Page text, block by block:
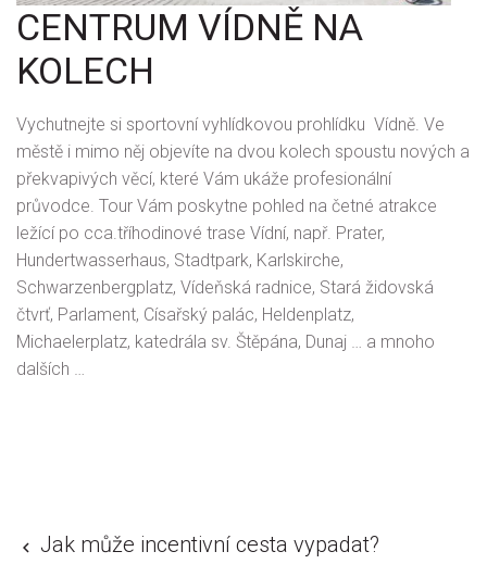
CENTRUM VÍDNĚ NA
KOLECH
Vychutnejte si sportovní vyhlídkovou prohlídku Vídně. Ve
městě i mimo něj objevíte na dvou kolech spoustu nových a
překvapivých věcí, které Vám ukáže profesionální
průvodce. Tour Vám poskytne pohled na četné atrakce
ležící po cca.tříhodinové trase Vídní, např. Prater,
Hundertwasserhaus, Stadtpark, Karlskirche,
Schwarzenbergplatz, Vídeňská radnice, Stará židovská
čtvrť, Parlament, Císařský palác, Heldenplatz,
Michaelerplatz, katedrála sv. Štěpána, Dunaj … a mnoho
dalších …
Jak může incentivní cesta vypadat?